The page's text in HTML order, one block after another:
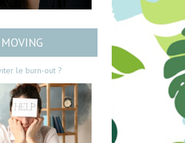
le burn-out ?